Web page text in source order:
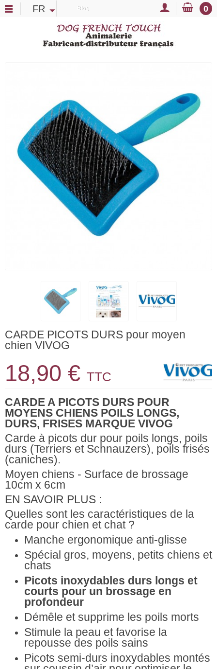
FR Blog 0
CARDE PICOTS DURS pour moyen
chien VIVOG
18,90 € TTC
CARDE A PICOTS DURS POUR
MOYENS CHIENS POILS LONGS,
DURS, FRISES MARQUE VIVOG
Carde à picots dur pour poils longs, poils
durs (Terriers et Schnauzers), poils frisés
(caniches).
Moyen chiens - Surface de brossage
10cm x 6cm
EN SAVOIR PLUS :
Quelles sont les caractéristiques de la
carde pour chien et chat ?
Manche ergonomique anti-glisse
Spécial gros, moyens, petits chiens et
chats
Picots inoxydables durs longs et
courts pour un brossage en
profondeur
Démêle et supprime les poils morts
Stimule la peau et favorise la
repousse des poils sains
Picots semi-durs inoxydables montés